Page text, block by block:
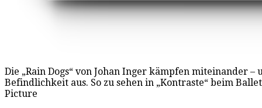
Die „Rain Dogs“ von Johan Inger kämpfen miteinander
Befindlichkeit aus. So zu sehen in „Kontraste“ beim
Picture